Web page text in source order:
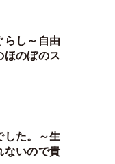
らし～自由
ほのぼのス
した。～生
ないので貴